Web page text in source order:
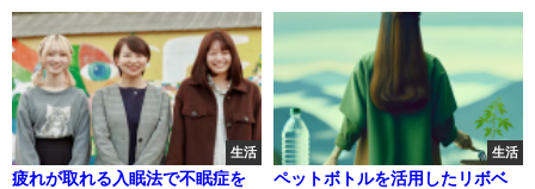
生活
疲れが取れる入眠法で不眠症を
生活
ペットボトルを活用したリボベ